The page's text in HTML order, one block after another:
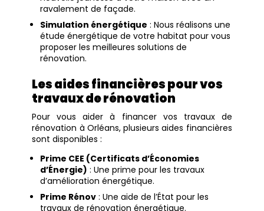
ravalement de façade.
Simulation énergétique : Nous réalisons une
étude énergétique de votre habitat pour vous
proposer les meilleures solutions de
rénovation.
Les aides financières pour vos
travaux de rénovation
Pour vous aider à financer vos travaux de
rénovation à Orléans, plusieurs aides financières
sont disponibles :
Prime CEE (Certificats d’Économies
d’Énergie) : Une prime pour les travaux
d’amélioration énergétique.
Prime Rénov : Une aide de l’État pour les
travaux de rénovation énergétique.